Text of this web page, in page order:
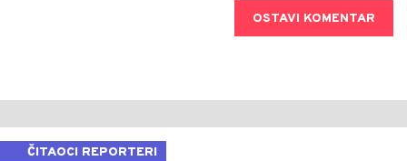
OSTAVI KOMENTAR
ČITAOCI REPORTERI